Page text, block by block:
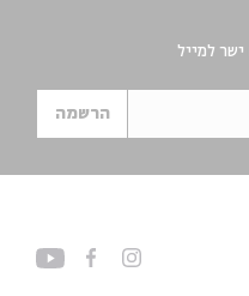
ישר למייל
הרשמה